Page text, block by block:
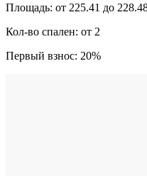
Площадь: от 225.41 до
Кол-во спален: от 2
Первый взнос: 20%